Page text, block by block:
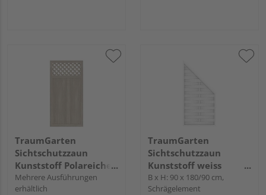
TraumGarten
Sichtschutzzaun
Kunststoff Polareiche
"LONGLIFE RIVA"
Mehrere Ausführungen
erhältlich
TraumGarten
Sichtschutzzaun
Kunststoff weiss
"LONGLIFE ROMO"
B x H: 90 x 180/90 cm,
Schrägelement